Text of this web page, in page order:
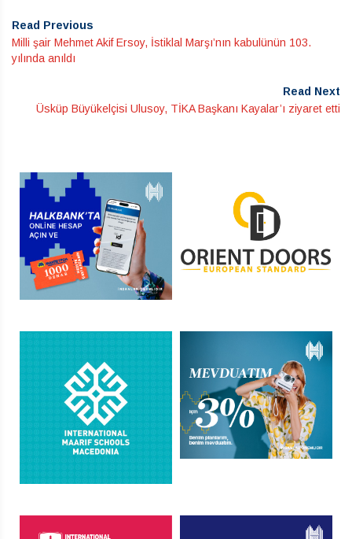
Read Previous
Milli şair Mehmet Akif Ersoy, İstiklal Marşı’nın kabulünün 103.
yılında anıldı
Read Next
Üsküp Büyükelçisi Ulusoy, TİKA Başkanı Kayalar’ı ziyaret etti